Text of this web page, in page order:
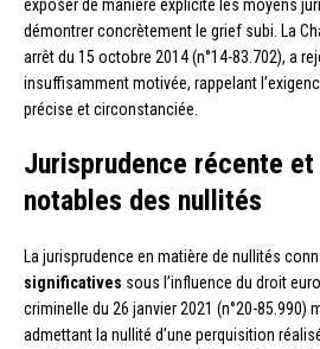
exposer de manière explicite les moyens
démontrer concrètement le grief subi. La
arrêt du 15 octobre 2014 (n°14-83.702), a
insuffisamment motivée, rappelant
précise et circonstanciée.
Jurisprudence récente
notables des nullités
La jurisprudence en matière de nullités
significatives sous l’influence du droit
criminelle du 26 janvier 2021 (n°20-85.990)
admettant la nullité d’une perquisition